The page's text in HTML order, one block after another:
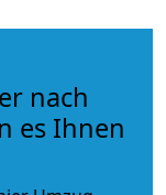
nach
es Ihnen